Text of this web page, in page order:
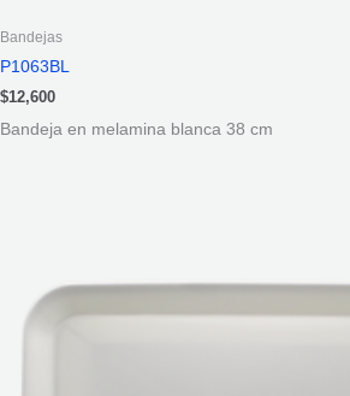
Bandejas
P1063BL
$12,600
Bandeja en melamina blanca 38 cm